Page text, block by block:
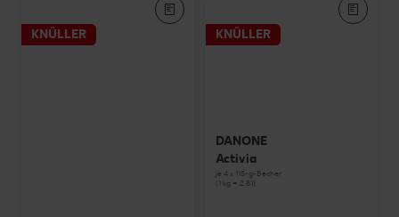
KNÜLLER KNÜLLER
DANONE
Activia
je 4 x 115-g-Becher
(1 kg = 2.81)